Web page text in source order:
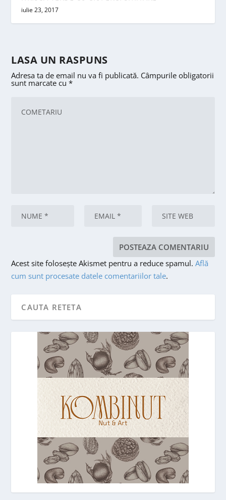
iulie 23, 2017
LASA UN RASPUNS
Adresa ta de email nu va fi publicată. Câmpurile obligatorii
sunt marcate cu*
Acest site folosește Akismet pentru a reduce spamul.Află
cum sunt procesate datele comentariilor tale.